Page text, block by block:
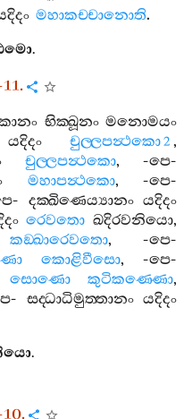
මහාකච‍්චානොති.
.
භික‍්ඛූනං මනොමයං
යදිදං චුල‍්ලපන්‍ථකො2 ,
චුල‍්ලපන්‍ථකො, -පෙ-
මහාපන්‍ථකො, -පෙ-
- දක‍්ඛිණෙය්‍යානං යදිදං
රෙවතො ඛදිරවනියො,
කඞ‍්ඛාරෙවතො, -පෙ-
කොළිවීසො, -පෙ-
සොණො කුටිකණ‍්ණො,
- සද‍්ධාධිමුත‍්තානං යදිදං
.